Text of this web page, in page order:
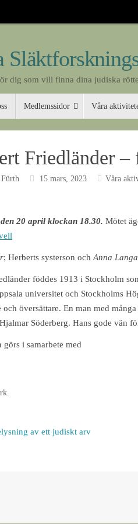
dig som vill finna dina judiska
Medlemssidor Våra
Friedländer –
Fürth 15 mars, 2023 Våra
20 april klockan 18.30. Mötet
; Herberts systerson och Anna
föddes 1913 i Stockholm
universitet och Stockholms
och översättare. En man med
Söderberg. Hans gode vän
görs i samarbete med
av ett judiskt arv